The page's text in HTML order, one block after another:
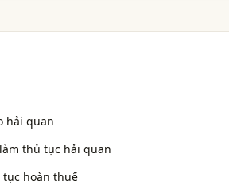
hải quan
thủ tục hải quan
tục hoàn thuế